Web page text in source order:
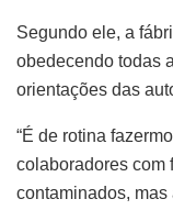
Segundo ele, a
obedecendo todas
orientações das
“É de rotina
colaboradores com
contaminados,